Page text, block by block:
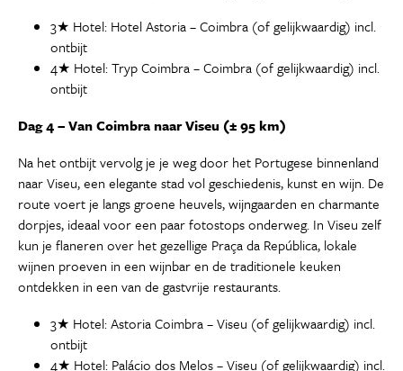
3★ Hotel: Hotel Astoria – Coimbra (of gelijkwaardig) incl.
ontbijt
4★ Hotel: Tryp Coimbra – Coimbra (of gelijkwaardig) incl.
ontbijt
Dag 4 – Van Coimbra naar Viseu (± 95 km)
Na het ontbijt vervolg je je weg door het Portugese binnenland
naar Viseu, een elegante stad vol geschiedenis, kunst en wijn. De
route voert je langs groene heuvels, wijngaarden en charmante
dorpjes, ideaal voor een paar fotostops onderweg. In Viseu zelf
kun je flaneren over het gezellige Praça da República, lokale
wijnen proeven in een wijnbar en de traditionele keuken
ontdekken in een van de gastvrije restaurants.
3★ Hotel: Astoria Coimbra – Viseu (of gelijkwaardig) incl.
ontbijt
4★ Hotel: Palácio dos Melos – Viseu (of gelijkwaardig) incl.